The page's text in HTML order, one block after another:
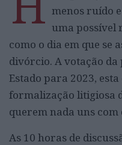
menos ruído
uma possível
como o dia em que se
divórcio. A votação
Estado para 2023,
formalização litigiosa
querem nada uns com
As 10 horas de